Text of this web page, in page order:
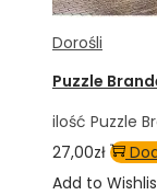
Dorośli
Puzzle
ilość Puzzle
27,00zł
Add to